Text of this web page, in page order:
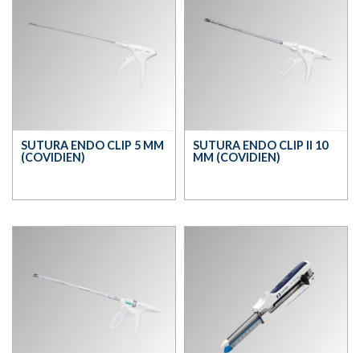
SUTURA ENDO CLIP 5 MM
(COVIDIEN)
SUTURA ENDO CLIP II 10
MM (COVIDIEN)